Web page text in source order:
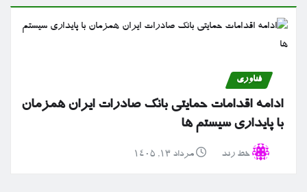
فناوری
ادامه اقدامات حمایتی بانک صادرات ایران همزمان
با پایداری سیستم ها
خط رند مرداد ۱۳, ۱۴۰۵